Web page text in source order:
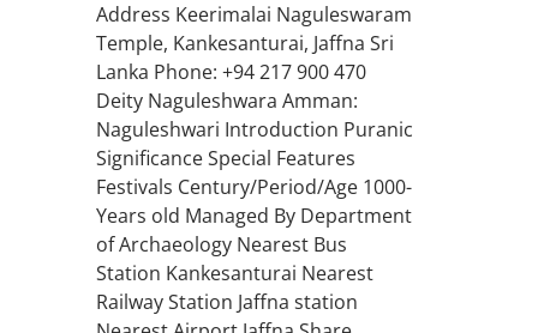
Address Keerimalai Naguleswaram
Temple, Kankesanturai, Jaffna Sri
Lanka Phone: +94 217 900 470
Deity Naguleshwara Amman:
Naguleshwari Introduction Puranic
Significance Special Features
Festivals Century/Period/Age 1000-
Years old Managed By Department
of Archaeology Nearest Bus
Station Kankesanturai Nearest
Railway Station Jaffna station